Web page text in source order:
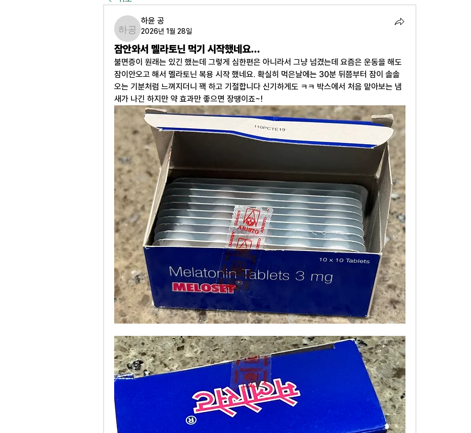
하윤 공
하윤 공
2026년 1월 28일
잠안와서 멜라토닌 먹기 시작했네요...
불면증이 원래는 있긴 했는데 그렇게 심한편은 아니라서 그냥 넘겼는데 요즘은 운동을 해도
잠이안오고 해서 멜라토닌 복용 시작 했네요. 확실히 먹은날에는 30분 뒤쯤부터 잠이 솔솔
오는 기분처럼 느껴지더니 꽥 하고 기절합니다 신기하게도 ㅋㅋ 박스에서 처음 맡아보는 냄
새가 나긴 하지만 약 효과만 좋으면 장땡이죠~!